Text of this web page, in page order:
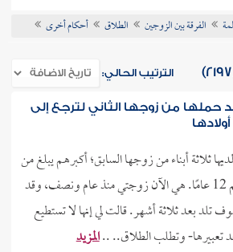
الفرقة بين الزوجين الطلاق أحكام أخرى
الترتيب الحالي:
حملها من زوجها الثاني لترجع إلى
ثلاثة أبناء من زوجها السابق؛ أكبرهم يبلغ من
العمر 18 عامًا، وأصغرهم 12 عامًا. هي الآن زوجتي منذ عام ونصف، وقد
تلد بعد ثلاثة أشهر. قالت لي إنها لا تستطيع
تعبيرها- وتطلب الطلاق.. ..المزيد